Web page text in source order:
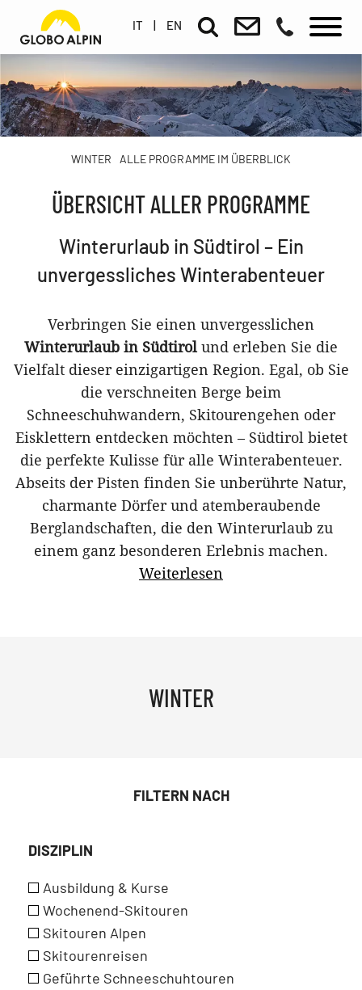
IT | EN
WINTER ALLE PROGRAMME IM ÜBERBLICK
ÜBERSICHT ALLER PROGRAMME
Winterurlaub in Südtirol – Ein
unvergessliches Winterabenteuer
Verbringen Sie einen unvergesslichen
Winterurlaub in Südtirol und erleben Sie die
Vielfalt dieser einzigartigen Region. Egal, ob Sie
die verschneiten Berge beim
Schneeschuhwandern, Skitourengehen oder
Eisklettern entdecken möchten – Südtirol bietet
die perfekte Kulisse für alle Winterabenteuer.
Abseits der Pisten finden Sie unberührte Natur,
charmante Dörfer und atemberaubende
Berglandschaften, die den Winterurlaub zu
einem ganz besonderen Erlebnis machen.
Weiterlesen
WINTER
FILTERN NACH
DISZIPLIN
Ausbildung & Kurse
Wochenend-Skitouren
Skitouren Alpen
Skitourenreisen
Geführte Schneeschuhtouren